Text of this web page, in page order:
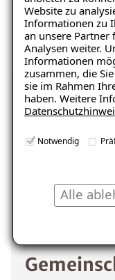
Website zu
Informationen zu
an unsere Partner
Analysen weiter.
Informationen
zusammen, die
sie im Rahmen
haben. Weitere
Notwendig
Alle
Was